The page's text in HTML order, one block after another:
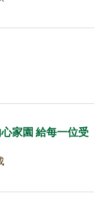
家園 給每一位受